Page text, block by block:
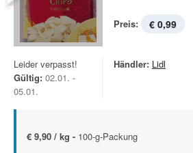
Preis: € 0,99
Leider verpasst!
Gültig: 02.01. -
05.01.
Händler: Lidl
€ 9,90 / kg - 100-g-Packung